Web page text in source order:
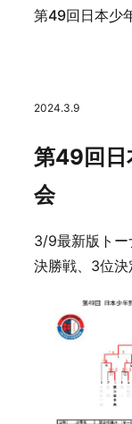
2024.3.9
第49回日
会
3/9最新版トー
決勝戦、3位決